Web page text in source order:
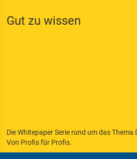
Gut zu wissen
Die Whitepaper Serie rund um das Thema
Von Profis für Profis.